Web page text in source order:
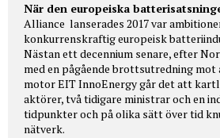
När den europeiska
Alliance lanserades 2017 var
konkurrenskraftig europeisk
Nästan ett decennium senare, efter
med en pågående brottsutredning
motor EIT InnoEnergy går det att
aktörer, två tidigare ministrar och en
tidpunkter och på olika sätt över tid
nätverk.